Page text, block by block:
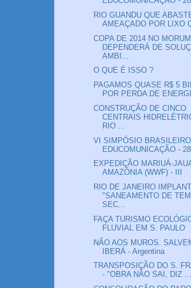
RIO GUANDU QUE
AMEAÇADO POR LIXO
COPA DE 2014 NO
DEPENDERÁ DE
AMBI...
O QUE É ISSO ?
PAGAMOS QUASE R$ 5
POR PERDA DE
CONSTRUÇÃO DE CINCO
CENTRAIS
RIO ...
VI SIMPÓSIO
EDUCOMUNICAÇÃO - 28
EXPEDIÇÃO MARIUÁ-
AMAZÔNIA (WWF) - III
RIO DE JANEIRO
"SANEAMENTO DE
SEC...
FAÇA TURISMO
FLUVIAL EM S. PAULO
NÃO AOS MUROS.
IBERÁ - Argentina
TRANSPOSIÇÃO DO S.
- "OBRA NÃO SAI, DIZ ...